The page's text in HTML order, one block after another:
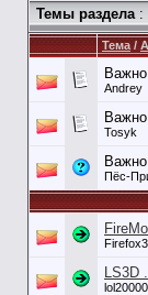
Темы раздела:
Тема/
Andrey
Tosyk
Пёс-
LS3D